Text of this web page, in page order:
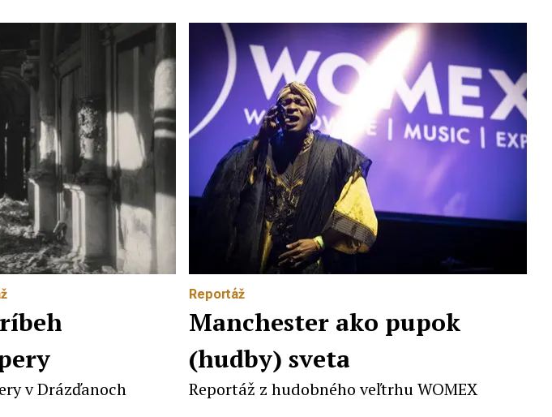
v Drázďanoch
Reportáž
Manchester ako pupok
(hudby) sveta
Reportáž z hudobného veľtrhu WOMEX